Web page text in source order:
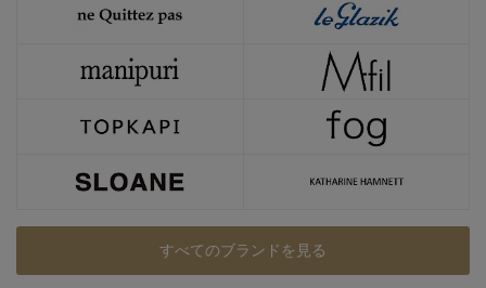
すべてのブランドを見る